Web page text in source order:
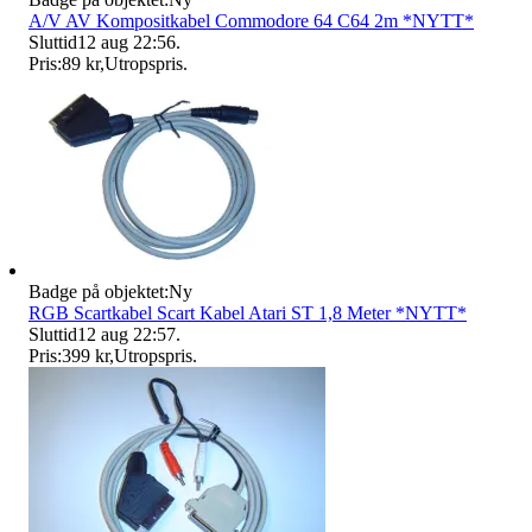
A/V AV Kompositkabel Commodore 64 C64 2m *NYTT*
Sluttid12 aug 22:56.
Pris:89 kr,Utropspris.
Badge på objektet:Ny
RGB Scartkabel Scart Kabel Atari ST 1,8 Meter *NYTT*
Sluttid12 aug 22:57.
Pris:399 kr,Utropspris.